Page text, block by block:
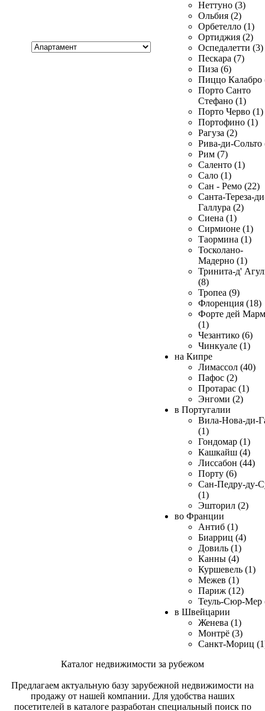
Неттуно (3)
Ольбия (2)
Орбетелло (1)
Ортиджия (2)
Оспедалетти (3)
Пескара (7)
Пиза (6)
Пиццо Калабро
Порто Санто
Стефано (1)
Порто Черво (1)
Портофино (1)
Рагуза (2)
Рива-ди-Сольто
Рим (7)
Саленто (1)
Сало (1)
Сан - Ремо (22)
Санта-Тереза-
Галлура (2)
Сиена (1)
Сирмионе (1)
Таормина (1)
Тосколано-
Мадерно (1)
Тринита-д'
(8)
Тропеа (9)
Флоренция (18)
Форте дей
(1)
Чезантико (6)
Чинкуале (1)
на Кипре
Лимассол (40)
Пафос (2)
Протарас (1)
Энгоми (2)
в Португалии
Вила-Нова-ди-
(1)
Гондомар (1)
Кашкайш (4)
Лиссабон (44)
Порту (6)
Сан-Педру-ду-
(1)
Эшторил (2)
во Франции
Антиб (1)
Биарриц (4)
Довиль (1)
Канны (4)
Куршевель (1)
Межев (1)
Париж (12)
Теуль-Сюр-Мер
в Швейцарии
Женева (1)
Монтрё (3)
Санкт-Мориц
Каталог недвижимости за рубежом
Предлагаем актуальную базу зарубежной недвижимости на
продажу от нашей компании. Для удобства наших
посетителей в каталоге разработан специальный поиск по